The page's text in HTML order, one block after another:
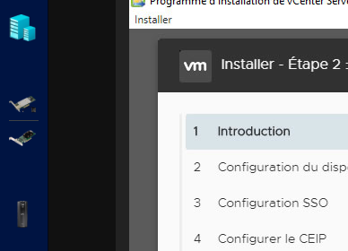
Broadcom MegaRAID